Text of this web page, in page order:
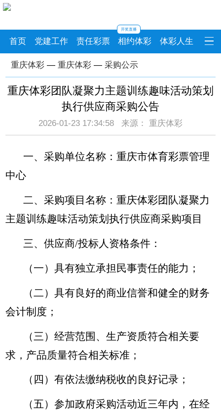
首页 党建工作 责任彩票 相约体彩
开奖直播
体彩人生
重庆体彩— 重庆体彩— 采购公示
重庆体彩团队凝聚力主题训练趣味活动策划
执行供应商采购公告
2026-01-23 17:34:58 来源： 重庆体彩
一、采购单位名称：重庆市体育彩票管理
中心
二、采购项目名称：重庆体彩团队凝聚力
主题训练趣味活动策划执行供应商采购项目
三、供应商/投标人资格条件：
（一）具有独立承担民事责任的能力；
（二）具有良好的商业信誉和健全的财务
会计制度；
（三）经营范围、生产资质符合相关要
求，产品质量符合相关标准；
（四）有依法缴纳税收的良好记录；
（五）参加政府采购活动近三年内，在经